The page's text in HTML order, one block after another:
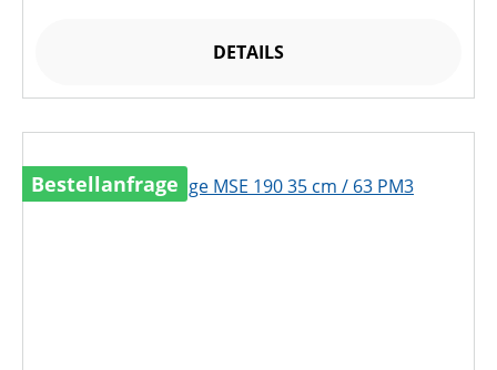
DETAILS
Bestellanfrage